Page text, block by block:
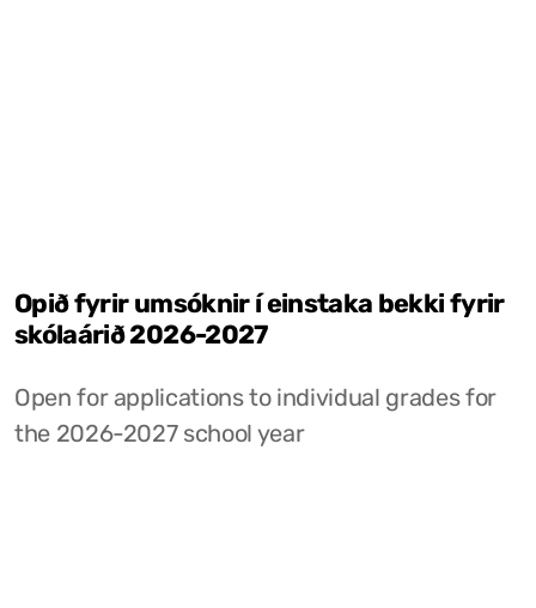
Opið fyrir umsóknir í einstaka bekki fyrir
skólaárið 2026-2027
Open for applications to individual grades for
the 2026-2027 school year